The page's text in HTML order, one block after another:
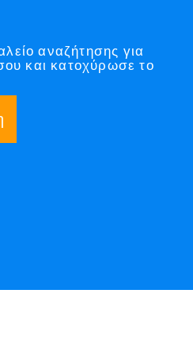
αναζήτησης για
και κατοχύρωσε το